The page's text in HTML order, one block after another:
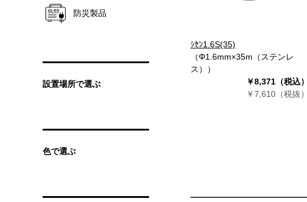
防災製品
設置場所で選ぶ
色で選ぶ
ｼｾﾝ1.6S(35)
（Φ1.6mm×35m（ステンレ
ス））
￥8,371（税込）
￥7,610（税抜）